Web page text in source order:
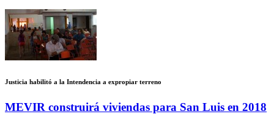
Justicia habilitó a la Intendencia a expropiar terreno
MEVIR construirá viviendas para San Luis en 2018